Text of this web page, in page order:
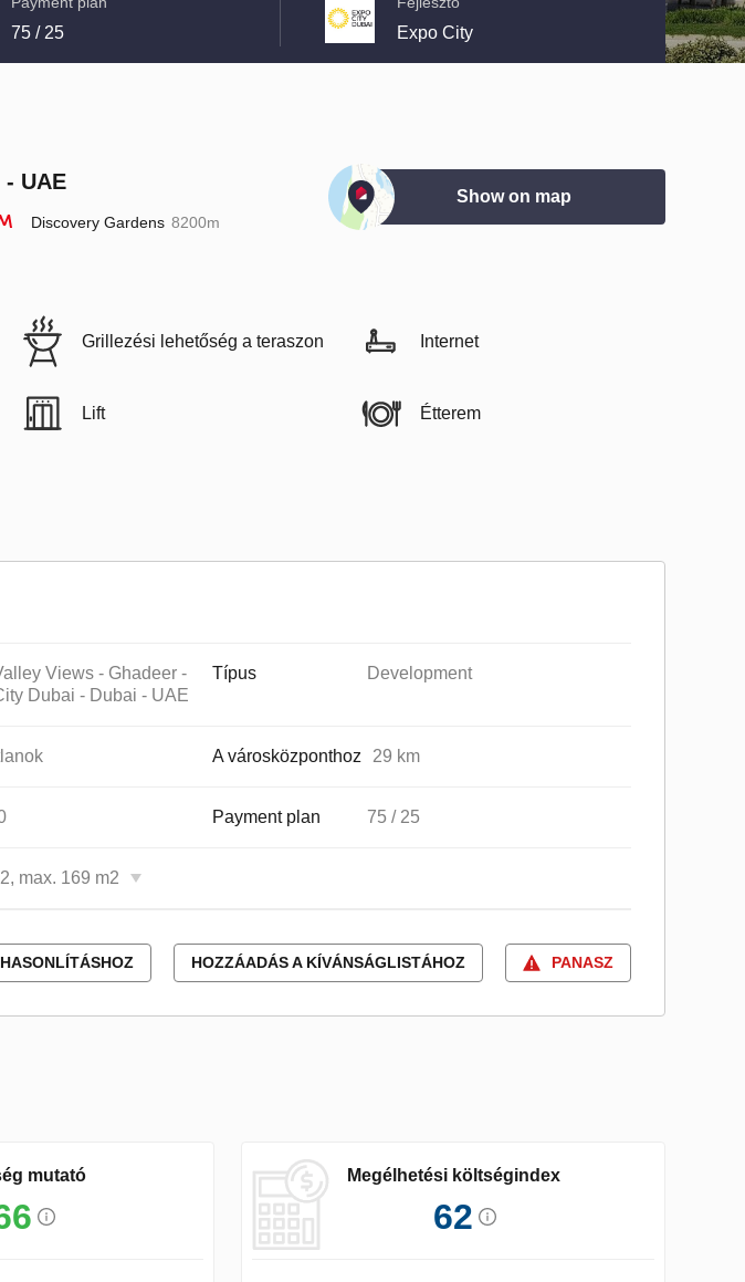
75 / 25 Expo City
- UAE
Discovery Gardens 8200m
Show on map
Grillezési lehetőség a teraszon Internet
Lift Étterem
Views - Ghadeer -
Dubai - Dubai - UAE
Típus Development
A városközponthoz 29 km
Payment plan 75 / 25
max. 169 m2
HOZZÁADÁS A KÍVÁNSÁGLISTÁHOZ PANASZ
mutató Megélhetési költségindex
62